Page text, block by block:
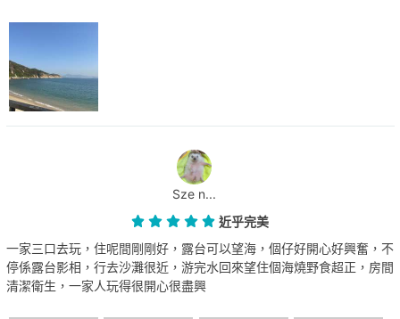
Sze n...
近乎完美
一家三口去玩，住呢間剛剛好，露台可以望海，個仔好開心好興奮，不
停係露台影相，行去沙灘很近，游完水回來望住個海燒野食超正，房間
清潔衛生，一家人玩得很開心很盡興